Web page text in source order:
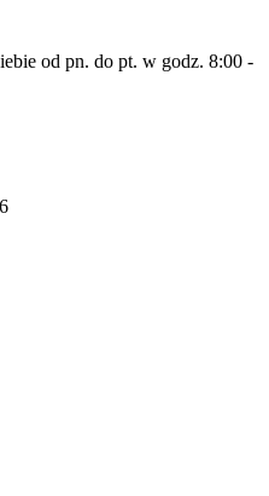
od pn. do pt. w godz. 8:00 -